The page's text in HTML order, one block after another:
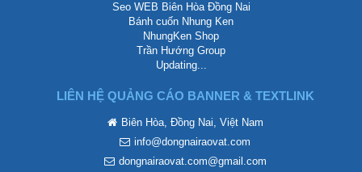
Seo WEB Biên Hòa Đồng Nai
Bánh cuốn Nhung Ken
NhungKen Shop
Trần Hướng Group
Updating...
LIÊN HỆ QUẢNG CÁO BANNER & TEXTLINK
Biên Hòa, Đồng Nai, Việt Nam
info@dongnairaovat.com
dongnairaovat.com@gmail.com